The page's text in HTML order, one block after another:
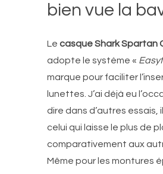
bien vue la
Le casqueShark Spartan
adopte le système «
marque pour faciliter
lunettes. J’ai déjà eu
dire dans d’autres essais,
celui qui laisse le plus de
comparativement aux
Même pour les montures